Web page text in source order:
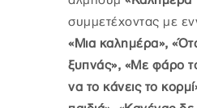
συμμετέχοντας με
«Μια καλημέρα»,
ξυπνάς», «Με φάρο
να το κάνεις το